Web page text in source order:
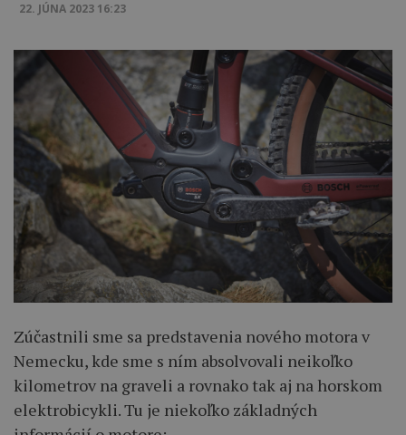
22. JÚNA 2023 16:23
Zúčastnili sme sa predstavenia nového motora v
Nemecku, kde sme s ním absolvovali neikoľko
kilometrov na graveli a rovnako tak aj na horskom
elektrobicykli. Tu je niekoľko základných